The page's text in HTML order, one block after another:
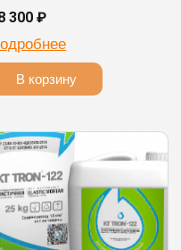
300 ₽
В корзину